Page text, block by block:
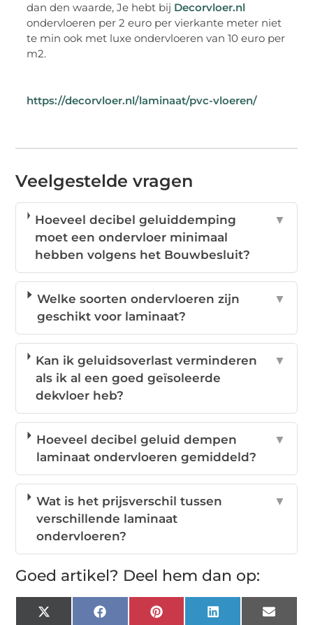
dan den waarde, Je hebt bij Decorvloer.nl
ondervloeren per 2 euro per vierkante meter niet
te min ook met luxe ondervloeren van 10 euro per
m2.
https://decorvloer.nl/laminaat/pvc-vloeren/
Veelgestelde vragen
Hoeveel decibel geluiddemping
moet een ondervloer minimaal
hebben volgens het Bouwbesluit?
▼
Welke soorten ondervloeren zijn
geschikt voor laminaat?
▼
Kan ik geluidsoverlast verminderen
als ik al een goed geïsoleerde
dekvloer heb?
▼
Hoeveel decibel geluid dempen
laminaat ondervloeren gemiddeld?
▼
Wat is het prijsverschil tussen
verschillende laminaat
ondervloeren?
▼
Goed artikel? Deel hem dan op:
X
FacebookPinterestLinkedInEmail